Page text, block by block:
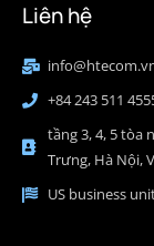
Liên hệ
+84 243 511
tầng 3, 4, 5 tòa
Trưng, Hà Nội,
US business